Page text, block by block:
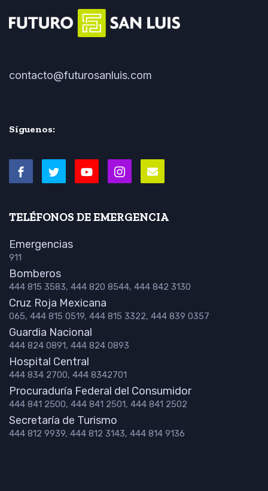
contacto@futurosanluis.com
Síguenos:
TELÉFONOS DE EMERGENCIA
Emergencias
911
Bomberos
444 815 3583, 444 820 8544, 444 842 3130
Cruz Roja Mexicana
065, 444 815 0519, 444 815 3322, 444 839 0357
Guardia Nacional
444 824 0891, 444 824 0893
Hospital Central
444 834 2700, 444 8342701
Procuraduría Federal del Consumidor
444 841 2500, 444 841 2501, 444 841 2502
Secretaría de Turismo
444 812 9939, 444 812 3143, 444 814 9136